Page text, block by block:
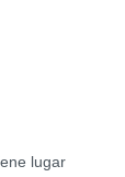
lugar